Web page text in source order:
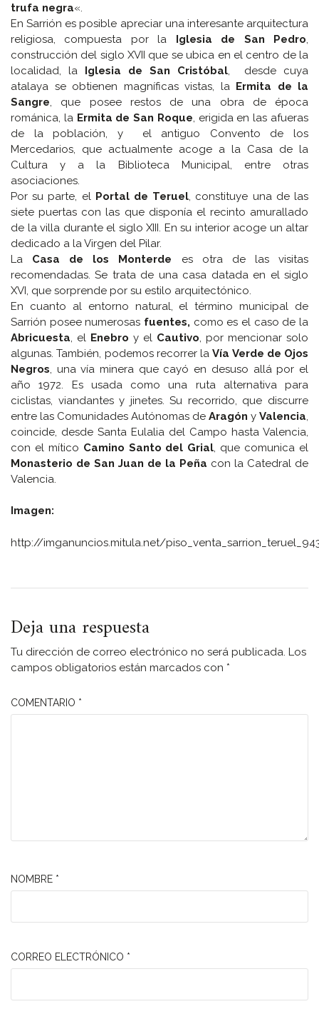
trufa negra«.
En Sarrión es posible apreciar una interesante arquitectura
religiosa, compuesta por la Iglesia de San Pedro,
construcción del siglo XVII que se ubica en el centro de la
localidad, la Iglesia de San Cristóbal, desde cuya
atalaya se obtienen magníficas vistas, la Ermita de la
Sangre, que posee restos de una obra de época
románica, la Ermita de San Roque, erigida en las afueras
de la población, y el antiguo Convento de los
Mercedarios, que actualmente acoge a la Casa de la
Cultura y a la Biblioteca Municipal, entre otras
asociaciones.
Por su parte, el Portal de Teruel, constituye una de las
siete puertas con las que disponía el recinto amurallado
de la villa durante el siglo XIII. En su interior acoge un altar
dedicado a la Virgen del Pilar.
La Casa de los Monterde es otra de las visitas
recomendadas. Se trata de una casa datada en el siglo
XVI, que sorprende por su estilo arquitectónico.
En cuanto al entorno natural, el término municipal de
Sarrión posee numerosas fuentes, como es el caso de la
Abricuesta, el Enebro y el Cautivo, por mencionar solo
algunas. También, podemos recorrer laVía Verde de Ojos
Negros, una vía minera que cayó en desuso allá por el
año 1972. Es usada como una ruta alternativa para
ciclistas, viandantes y jinetes. Su recorrido, que discurre
entre las Comunidades Autónomas de Aragón y Valencia,
coincide, desde Santa Eulalia del Campo hasta Valencia,
con el mítico Camino Santo del Grial, que comunica el
Monasterio de San Juan de la Peña con la Catedral de
Valencia.
Imagen:
http://imganuncios.mitula.net/
Deja una respuesta
Tu dirección de correo electrónico no será publicada. Los
campos obligatorios están marcados con *
COMENTARIO *
NOMBRE *
CORREO ELECTRÓNICO *